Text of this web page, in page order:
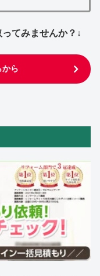
てみませんか？↓
から